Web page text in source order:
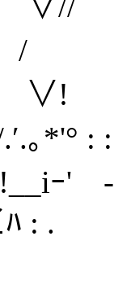
: :
. _
￣